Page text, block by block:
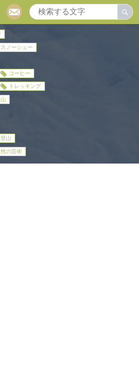
スノーシュー
コーヒー
トレッキング
山
然の芸術